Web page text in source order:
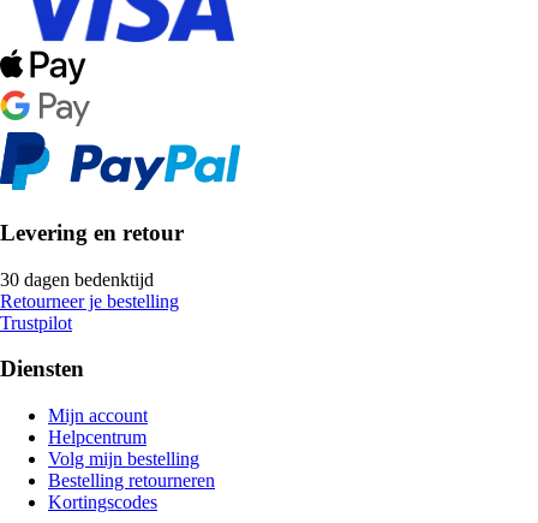
Levering en retour
30 dagen bedenktijd
Retourneer je bestelling
Trustpilot
Diensten
Mijn account
Helpcentrum
Volg mijn bestelling
Bestelling retourneren
Kortingscodes